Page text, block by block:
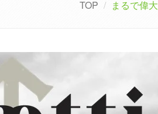
TOP まるで偉